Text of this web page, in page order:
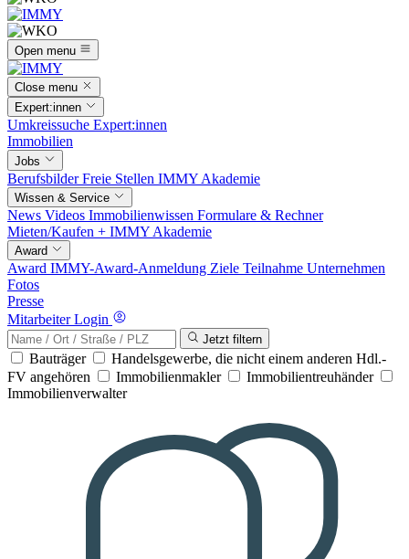
Open menu
Close menu
Expert:innen
Umkreissuche Expert:innen
Immobilien
Jobs
BerufsbilderFreie Stellen IMMY Akademie
Wissen & Service
News Videos Immobilienwissen Formulare & Rechner
Mieten/Kaufen + IMMY Akademie
Award
Award IMMY-Award-Anmeldung Ziele Teilnahme Unternehmen
Fotos
Presse
Mitarbeiter Login
Jetzt filtern
Bauträger
Handelsgewerbe, die nicht einem anderen Hdl.-
FV angehören
Immobilienmakler
Immobilientreuhänder
Immobilienverwalter